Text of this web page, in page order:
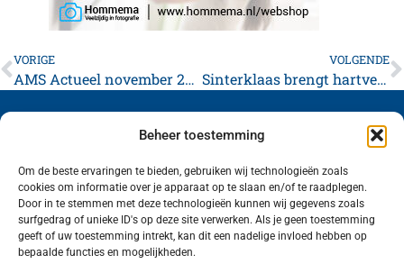
Beheer toestemming
Om de beste ervaringen te bieden, gebruiken wij technologieën zoals
cookies om informatie over je apparaat op te slaan en/of te raadplegen.
Door in te stemmen met deze technologieën kunnen wij gegevens zoals
surfgedrag of unieke ID's op deze site verwerken. Als je geen toestemming
geeft of uw toestemming intrekt, kan dit een nadelige invloed hebben op
bepaalde functies en mogelijkheden.
VORIGE
AMS Actueel november 2025
VOLGENDE
Sinterklaas brengt hartverwarmende sfeer mee, maar geen warme temperaturen
Volg ons (hierboven) op social media!